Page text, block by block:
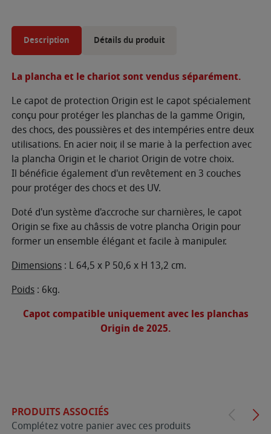
Description Détails du produit
La plancha et le chariot sont vendus séparément.
Le capot de protection Origin est le capot spécialement
conçu pour protéger les planchas de la gamme Origin,
des chocs, des poussières et des intempéries entre deux
utilisations. En acier noir, il se marie à la perfection avec
la plancha Origin et le chariot Origin de votre choix.
Il bénéficie également d'un revêtement en 3 couches
pour protéger des chocs et des UV.
Doté d'un système d'accroche sur charnières, le capot
Origin se fixe au châssis de votre plancha Origin pour
former un ensemble élégant et facile à manipuler.
Dimensions : L 64,5 x P 50,6 x H 13,2 cm.
Poids : 6kg.
Capot compatible uniquement avec les planchas
Origin de 2025.
PRODUITS ASSOCIÉS
Complétez votre panier avec ces produits